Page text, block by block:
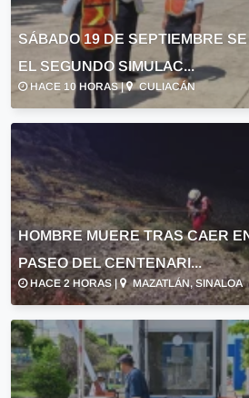
SÁBADO 19 DE SEPTIEMBRE
EL SEGUNDO SIMULAC...
HACE 10 HORAS | CULIACÁN
HOMBRE MUERE TRAS CAER
PASEO DEL CENTENARI...
HACE 2 HORAS | MAZATLÁN, SINALOA